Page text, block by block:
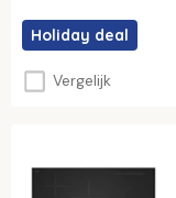
Holiday deal
Vergelijk